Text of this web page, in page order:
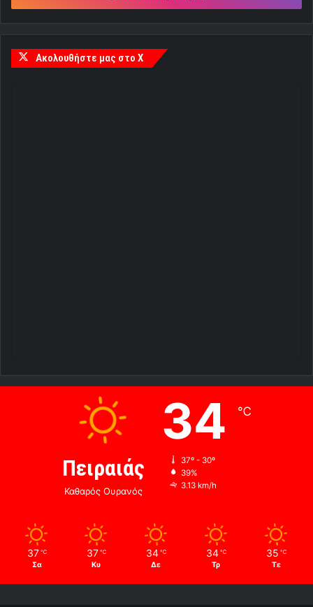
Ακολουθήστε μας στο X
Πειραιάς
Καθαρός Ουρανός
34 ℃
37º - 30º
39%
3.13 km/h
37 ℃
Σα
37 ℃
Κυ
34 ℃
Δε
34 ℃
Τρ
35 ℃
Τε